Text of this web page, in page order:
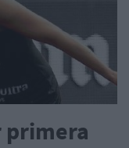
primera